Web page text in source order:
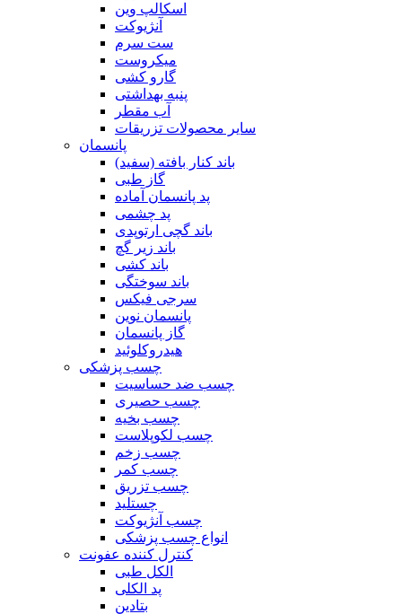
اسکالپ وین
آنژیوکت
ست سرم
میکروست
گارو کشی
پنبه بهداشتی
آب مقطر
سایر محصولات تزریقات
پانسمان
باند کنار بافته (سفید)
گاز طبی
پد پانسمان آماده
پد چشمی
باند گچی ارتوپدی
باند زیر گچ
باند کشی
باند سوختگی
سرجی فیکس
پانسمان نوین
گاز پانسمان
هیدروکلوئید
چسب پزشکی
چسب ضد حساسیت
چسب حصیری
چسب بخیه
چسب لکوپلاست
چسب زخم
چسب کمر
چسب تزریق
چستلید
چسب آنژیوکت
انواع چسب پزشکی
کنترل کننده عفونت
الکل طبی
پد الکلی
بتادین